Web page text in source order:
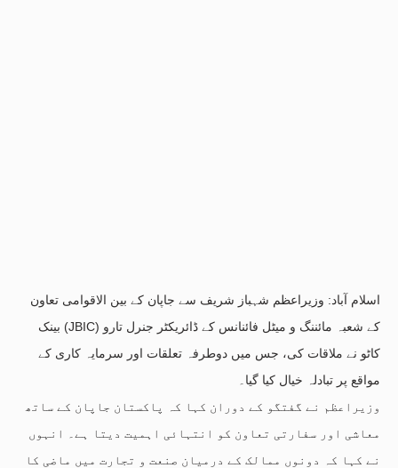
اسلام آباد: وزیراعظم شہباز شریف سے جاپان کے بین الاقوامی تعاون
بینک (JBIC) کے شعبہ مائننگ و میٹل فائنانس کے ڈائریکٹر جنرل تارو
کاٹو نے ملاقات کی، جس میں دوطرفہ تعلقات اور سرمایہ کاری کے
مواقع پر تبادلہ خیال کیا گیا۔
وزیراعظم نے گفتگو کے دوران کہا کہ پاکستان جاپان کے ساتھ
معاشی اور سفارتی تعاون کو انتہائی اہمیت دیتا ہے۔ انہوں
نے کہا کہ دونوں ممالک کے درمیان صنعت و تجارت میں ماضی کا